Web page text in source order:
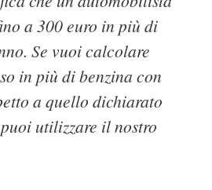
a 300 euro in più di
Se vuoi calcolare
in più di benzina con
a quello dichiarato
utilizzare il nostro